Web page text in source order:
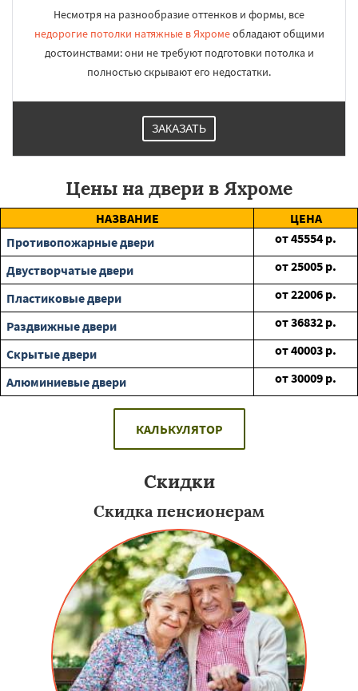
Несмотря на разнообразие оттенков и формы, все
недорогие потолки натяжные в Яхромеобладают общими
достоинствами: они не требуют подготовки потолка и
полностью скрывают его недостатки.
ЗАКАЗАТЬ
Цены на двери в Яхроме
НАЗВАНИЕ
ЦЕНА
Противопожарные двери
от45554 р.
Двустворчатые двери
от25005 р.
Пластиковые двери
от22006 р.
Раздвижные двери
от36832 р.
Скрытые двери
от40003 р.
Алюминиевые двери
от30009 р.
КАЛЬКУЛЯТОР
Скидки
Скидка пенсионерам